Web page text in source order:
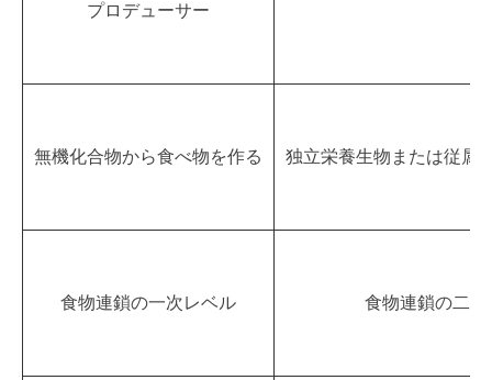
プロデューサー
無機化合物から食べ物を作る 独立栄養生物または従属
食物連鎖の一次レベル 食物連鎖の二